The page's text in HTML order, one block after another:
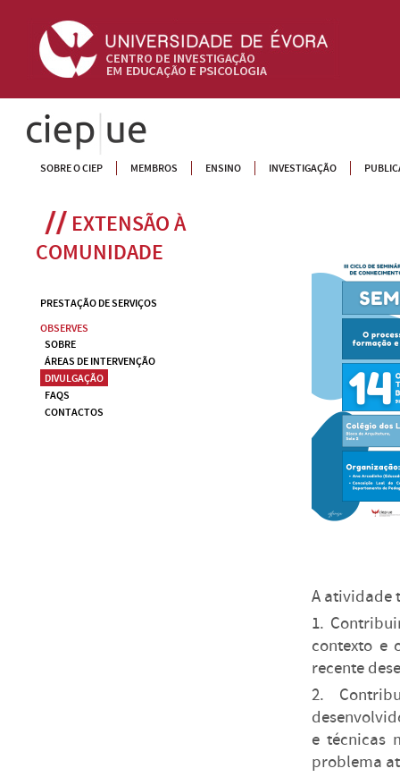
CIEP
SOBRE O CIEP MEMBROS ENSINO INVESTIGAÇÃO
EXTENSÃO À
COMUNIDADE
PRESTAÇÃO DE SERVIÇOS
OBSERVES
SOBRE
ÁREAS DE INTERVENÇÃO
DIVULGAÇÃO
FAQS
CONTACTOS
A atividade
1.
contexto e
recente
2.
e técnicas
problema